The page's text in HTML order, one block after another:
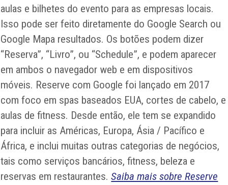
aulas e bilhetes do evento para as empresas locais.
Isso pode ser feito diretamente do Google Search ou
Google Mapa resultados. Os botões podem dizer
“Reserva”, “Livro”, ou “Schedule”, e podem aparecer
em ambos o navegador web e em dispositivos
móveis. Reserve com Google foi lançado em 2017
com foco em spas baseados EUA, cortes de cabelo, e
aulas de fitness. Desde então, ele tem se expandido
para incluir as Américas, Europa, Ásia / Pacífico e
África, e inclui muitas outras categorias de negócios,
tais como serviços bancários, fitness, beleza e
reservas em restaurantes.Saiba mais sobre Reserve